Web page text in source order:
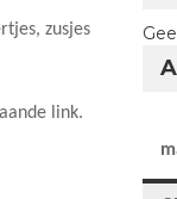
zusjes
link.